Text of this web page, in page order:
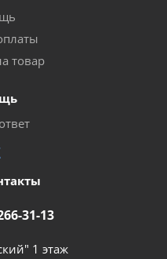
товар
31-13
1 этаж